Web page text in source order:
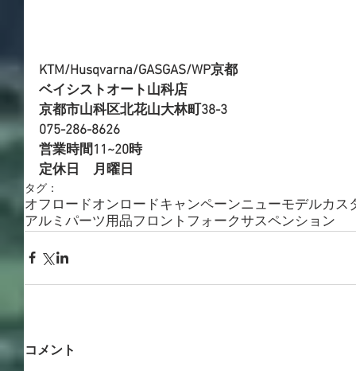
KTM/Husqvarna/GASGAS/WP京都
ベイシストオート山科店
京都市山科区北花山大林町38-3
075-286-8626
営業時間11~20時
定休日　月曜日
タグ：
オフロードオンロードキャンペーンニューモデルカス
アルミパーツ用品フロントフォークサスペンション
コメント